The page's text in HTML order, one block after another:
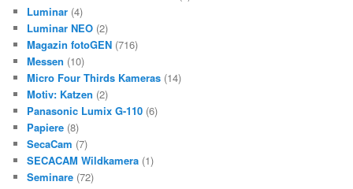
Luminar (4)
Luminar NEO (2)
Magazin fotoGEN (716)
Messen (10)
Micro Four Thirds Kameras (14)
Motiv: Katzen (2)
Panasonic Lumix G-110 (6)
Papiere (8)
SecaCam (7)
SECACAM Wildkamera (1)
Seminare (72)